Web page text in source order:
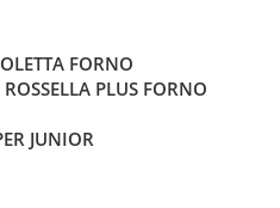
FORNO
PLUS FORNO
JUNIOR